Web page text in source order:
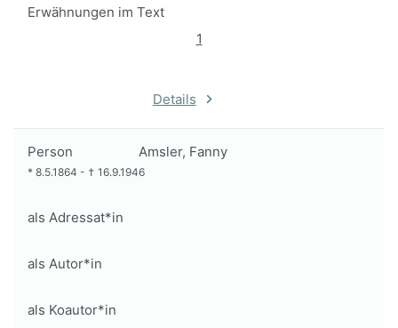
Erwähnungen im Text
1
Details
Person Amsler, Fanny
* 8.5.1864 - † 16.9.1946
als Adressat*in
als Autor*in
als Koautor*in